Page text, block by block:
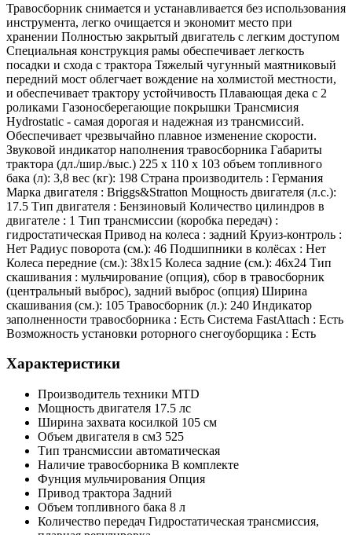
Травосборник снимается и устанавливается без использования
инструмента, легко очищается и экономит место при
хранении Полностью закрытый двигатель с легким доступом
Специальная конструкция рамы обеспечивает легкость
посадки и схода с трактора Тяжелый чугунный маятниковый
передний мост облегчает вождение на холмистой местности,
и обеспечивает трактору устойчивость Плавающая дека с 2
роликами Газоносберегающие покрышки Трансмисия
Hydrostatic - самая дорогая и надежная из трансмиссий.
Обеспечивает чрезвычайно плавное изменение скорости.
Звуковой индикатор наполнения травосборника Габариты
трактора (дл./шир./выс.) 225 x 110 x 103 объем топливного
бака (л): 3,8 вес (кг): 198 Страна производитель : Германия
Марка двигателя : Briggs&Stratton Мощность двигателя (л.с.):
17.5 Тип двигателя : Бензиновый Количество цилиндров в
двигателе : 1 Тип трансмиссии (коробка передач) :
гидростатическая Привод на колеса : задний Круиз-контроль :
Нет Радиус поворота (см.): 46 Подшипники в колёсах : Нет
Колеса передние (см.): 38x15 Колеса задние (см.): 46x24 Тип
скашивания : мульчирование (опция), сбор в травосборник
(центральный выброс), задний выброс (опция) Ширина
скашивания (см.): 105 Травосборник (л.): 240 Индикатор
заполненности травосборника : Есть Система FastAttach : Есть
Возможность установки роторного снегоуборщика : Есть
Характеристики
Производитель техники MTD
Мощность двигателя 17.5 лс
Ширина захвата косилкой 105 см
Объем двигателя в см3 525
Тип трансмиссии автоматическая
Наличие травосборника В комплекте
Фунция мульчирования Опция
Привод трактора Задний
Объем топливного бака 8 л
Количество передач Гидростатическая трансмиссия,